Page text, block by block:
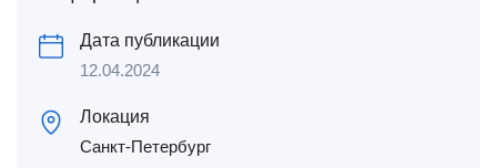
Дата публикации
12.04.2024
Локация
Санкт-Петербург